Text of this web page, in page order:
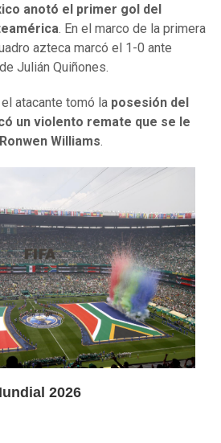
anotó el primer gol del
. En el marco de la primera
azteca marcó el 1-0 ante
Julián Quiñones.
atacante tomó la posesión del
un violento remate que se le
Williams.
2026